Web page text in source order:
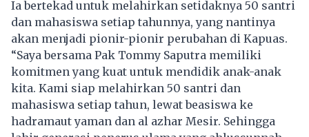
Ia bertekad untuk melahirkan setidaknya 50 santri
dan mahasiswa setiap tahunnya, yang nantinya
akan menjadi pionir-pionir perubahan di Kapuas.
“Saya bersama Pak Tommy Saputra memiliki
komitmen yang kuat untuk mendidik anak-anak
kita. Kami siap melahirkan 50 santri dan
mahasiswa setiap tahun, lewat beasiswa ke
hadramaut yaman dan al azhar Mesir. Sehingga